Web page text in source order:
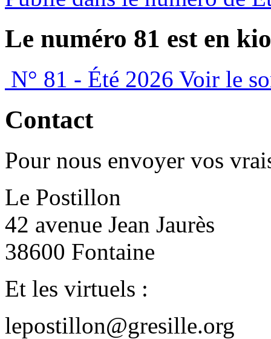
Le numéro 81 est en
N° 81 - Été 2026 Voir le
Contact
Pour nous envoyer vos
Le Postillon
42 avenue Jean Jaurès
38600 Fontaine
Et les virtuels :
lepostillon@gresille.org